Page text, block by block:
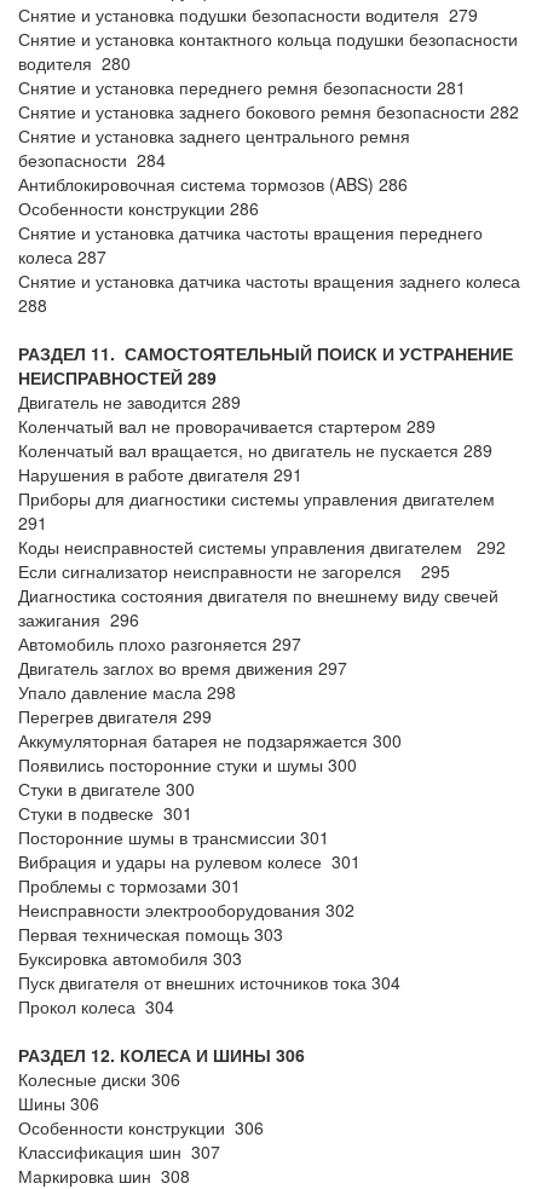
Снятие и установка подушки безопасности водителя 279
Снятие и установка контактного кольца подушки безопасности
водителя 280
Снятие и установка переднего ремня безопасности 281
Снятие и установка заднего бокового ремня безопасности 282
Снятие и установка заднего центрального ремня
безопасности 284
Антиблокировочная система тормозов (ABS) 286
Особенности конструкции 286
Снятие и установка датчика частоты вращения переднего
колеса 287
Снятие и установка датчика частоты вращения заднего колеса
288
РАЗДЕЛ 11. САМОСТОЯТЕЛЬНЫЙ ПОИСК И УСТРАНЕНИЕ
НЕИСПРАВНОСТЕЙ 289
Двигатель не заводится 289
Коленчатый вал не проворачивается стартером 289
Коленчатый вал вращается, но двигатель не пускается 289
Нарушения в работе двигателя 291
Приборы для диагностики системы управления двигателем
291
Коды неисправностей системы управления двигателем 292
Если сигнализатор неисправности не загорелся 295
Диагностика состояния двигателя по внешнему виду свечей
зажигания 296
Автомобиль плохо разгоняется 297
Двигатель заглох во время движения 297
Упало давление масла 298
Перегрев двигателя 299
Аккумуляторная батарея не подзаряжается 300
Появились посторонние стуки и шумы 300
Стуки в двигателе 300
Стуки в подвеске 301
Посторонние шумы в трансмиссии 301
Вибрация и удары на рулевом колесе 301
Проблемы с тормозами 301
Неисправности электрооборудования 302
Первая техническая помощь 303
Буксировка автомобиля 303
Пуск двигателя от внешних источников тока 304
Прокол колеса 304
РАЗДЕЛ 12. КОЛЕСА И ШИНЫ 306
Колесные диски 306
Шины 306
Особенности конструкции 306
Классификация шин 307
Маркировка шин 308